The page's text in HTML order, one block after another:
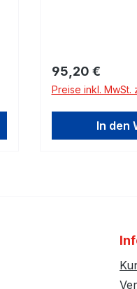
Regulärer Preis:
95,20 €
Preise inkl. MwSt.
In den